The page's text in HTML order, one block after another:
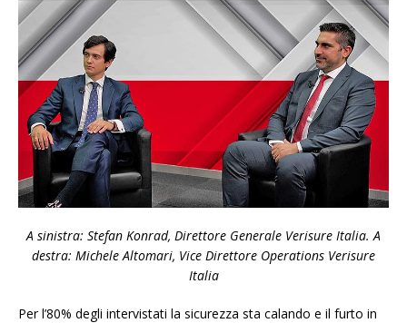
A sinistra: Stefan Konrad, Direttore Generale Verisure Italia. A
destra: Michele Altomari, Vice Direttore Operations Verisure
Italia
Per l’80% degli intervistati la sicurezza sta calando e il furto in